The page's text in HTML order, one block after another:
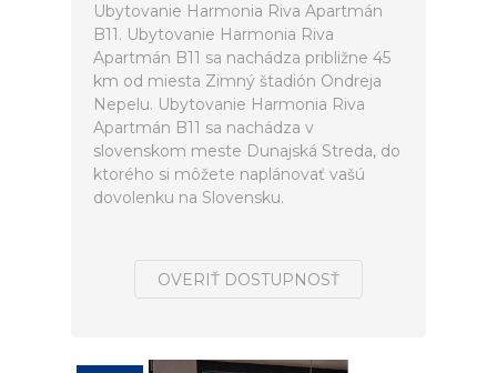
Ubytovanie Harmonia Riva Apartmán
B11. Ubytovanie Harmonia Riva
Apartmán B11 sa nachádza približne 45
km od miesta Zimný štadión Ondreja
Nepelu. Ubytovanie Harmonia Riva
Apartmán B11 sa nachádza v
slovenskom meste Dunajská Streda, do
ktorého si môžete naplánovať vašú
dovolenku na Slovensku.
OVERIŤ DOSTUPNOSŤ